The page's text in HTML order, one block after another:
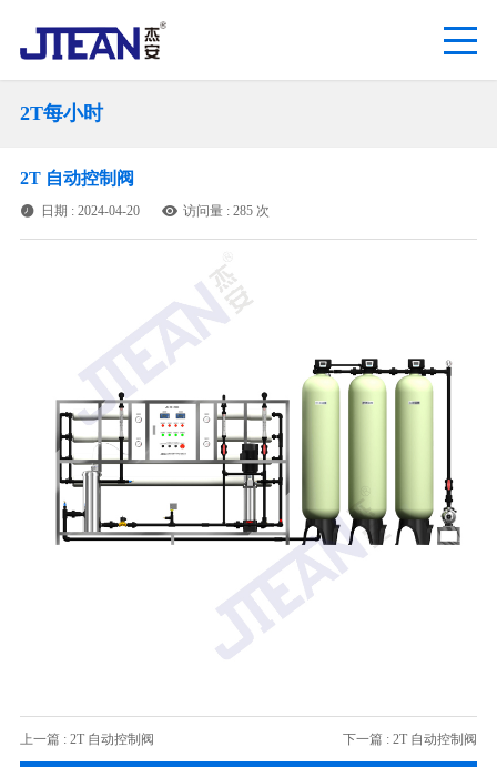
2T每小时
2T 自动控制阀
 日期 : 2024-04-20  访问量 : 285 次
上一篇 : 2T 自动控制阀 下一篇 : 2T 自动控制阀